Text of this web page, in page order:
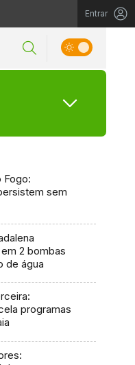
Entrar
Fogo:
sem
2 bombas
de água
programas